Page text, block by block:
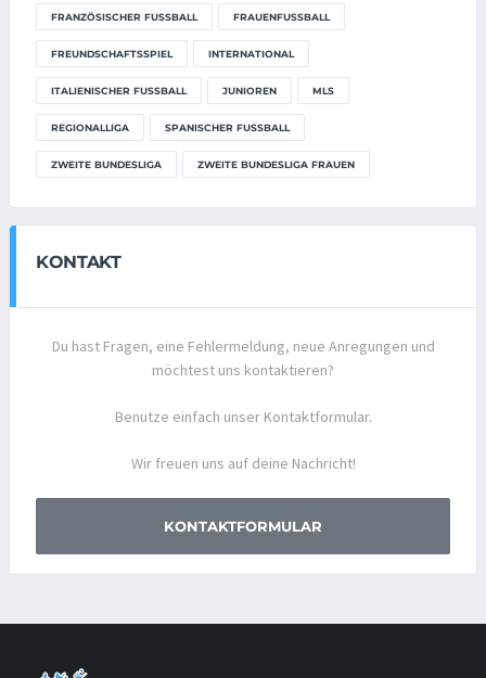
FRANZÖSISCHER FUSSBALL FRAUENFUSSBALL
FREUNDSCHAFTSSPIEL INTERNATIONAL
ITALIENISCHER FUSSBALL JUNIOREN MLS
REGIONALLIGA SPANISCHER FUSSBALL
ZWEITE BUNDESLIGA ZWEITE BUNDESLIGA FRAUEN
KONTAKT
Du hast Fragen, eine Fehlermeldung, neue Anregungen und
möchtest uns kontaktieren?
Benutze einfach unser Kontaktformular.
Wir freuen uns auf deine Nachricht!
KONTAKTFORMULAR